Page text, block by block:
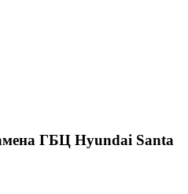
ГБЦ Hyundai Santa